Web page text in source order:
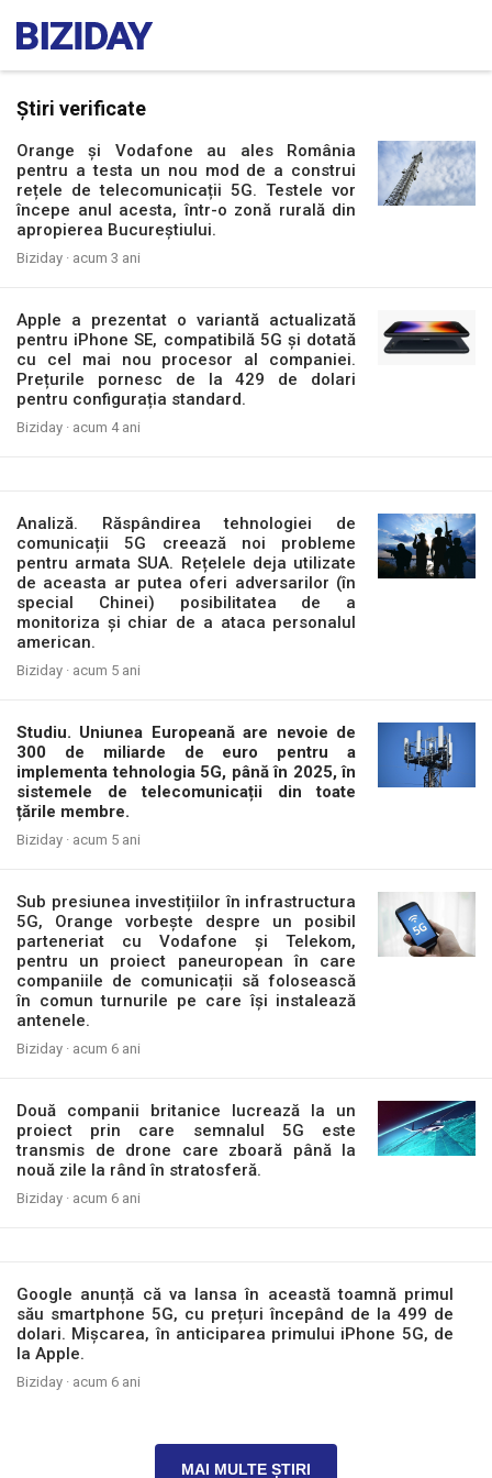
Știri verificate
Orange și Vodafone au ales România
pentru a testa un nou mod de a construi
rețele de telecomunicații 5G. Testele vor
începe anul acesta, într-o zonă rurală din
apropierea Bucureștiului.
Biziday · acum 3 ani
Apple a prezentat o variantă actualizată
pentru iPhone SE, compatibilă 5G și dotată
cu cel mai nou procesor al companiei.
Prețurile pornesc de la 429 de dolari
pentru configurația standard.
Biziday · acum 4 ani
Analiză. Răspândirea tehnologiei de
comunicații 5G creează noi probleme
pentru armata SUA. Rețelele deja utilizate
de aceasta ar putea oferi adversarilor (în
special Chinei) posibilitatea de a
monitoriza și chiar de a ataca personalul
american.
Biziday · acum 5 ani
Studiu. Uniunea Europeană are nevoie de
300 de miliarde de euro pentru a
implementa tehnologia 5G, până în 2025, în
sistemele de telecomunicații din toate
țările membre.
Biziday · acum 5 ani
Sub presiunea investițiilor în infrastructura
5G, Orange vorbește despre un posibil
parteneriat cu Vodafone și Telekom,
pentru un proiect paneuropean în care
companiile de comunicații să folosească
în comun turnurile pe care își instalează
antenele.
Biziday · acum 6 ani
Două companii britanice lucrează la un
proiect prin care semnalul 5G este
transmis de drone care zboară până la
nouă zile la rând în stratosferă.
Biziday · acum 6 ani
Google anunță că va lansa în această toamnă primul
său smartphone 5G, cu prețuri începând de la 499 de
dolari. Mișcarea, în anticiparea primului iPhone 5G, de
la Apple.
Biziday · acum 6 ani
MAI MULTE ȘTIRI